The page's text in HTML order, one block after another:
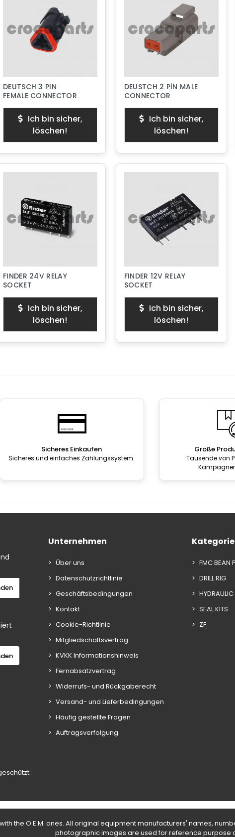
DEUTSCH 3 PIN
FEMALE CONNECTOR
Ich bin sicher,
löschen!
DEUSTCH 2 PİN MALE
CONNECTOR
Ich bin sicher,
löschen!
FINDER 24V RELAY
SOCKET
Ich bin sicher,
löschen!
FINDER 12V RELAY
SOCKET
Ich bin sicher,
löschen!
Sicheres Einkaufen
Sicheres und einfaches Zahlungssystem.
Große
Tausende von
Unternehmen
Über uns
Datenschutzrichtlinie
Geschäftsbedingungen
Kontakt
Cookie-Richtlinie
Mitgliedschaftsvertrag
KVKK Informationshinweis
Fernabsatzvertrag
Widerrufs- und Rückgaberecht
Versand- und Lieferbedingungen
Häufig gestellte Fragen
Auftragsverfolgung
FMC BEAN
DRILL RIG
SEAL KITS
ZF
the O.E.M. ones. All original equipment manufacturers' names,
photographic images are used for reference purpose